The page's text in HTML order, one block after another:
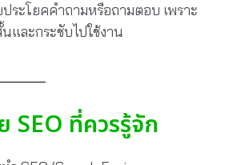
ระโยคคำถามหรือถามตอบ เพราะ
และกระชับไปใช้งาน
SEO ที่ควรรู้จัก